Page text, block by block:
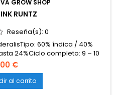
GROW SHOP
RUNTZ
Reseña(s): 0
60% índica / 40%
24%Ciclo completo: 9 – 10
en interior: 450 –
80 – 160 g/plantaAltura: 80 –
Dulce, afrutado, tropical y
Eufóricos...
€
al carrito